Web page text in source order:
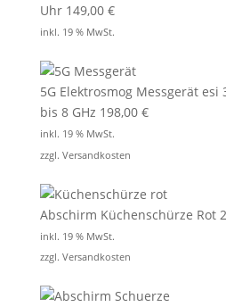
Uhr 149,00 €
inkl. 19 % MwSt.
5G Elektrosmog Messgerät esi
bis 8 GHz 198,00 €
inkl. 19 % MwSt.
zzgl. Versandkosten
Abschirm Küchenschürze Rot
inkl. 19 % MwSt.
zzgl. Versandkosten